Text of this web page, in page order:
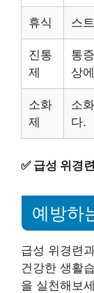
휴식 스
진통
제
통
상
소화
제
소
다.
✅ 급성 위경
예방하
급성 위경련
건강한 생활
을 실천해보